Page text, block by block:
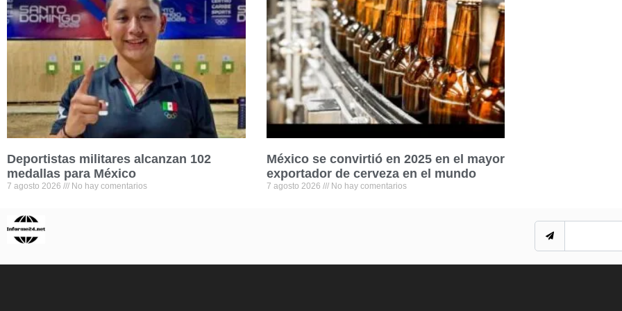
Deportistas militares alcanzan 102
medallas para México
7 agosto 2026 No hay comentarios
México se convirtió en 2025 en el mayor
exportador de cerveza en el mundo
7 agosto 2026 No hay comentarios